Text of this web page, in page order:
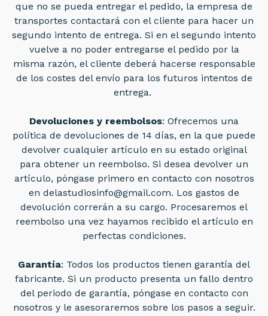
que no se pueda entregar el pedido, la empresa de
transportes contactará con el cliente para hacer un
segundo intento de entrega. Si en el segundo intento
vuelve a no poder entregarse el pedido por la
misma razón, el cliente deberá hacerse responsable
de los costes del envío para los futuros intentos de
entrega.
Devoluciones y reembolsos: Ofrecemos una
política de devoluciones de 14 días, en la que puede
devolver cualquier artículo en su estado original
para obtener un reembolso. Si desea devolver un
artículo, póngase primero en contacto con nosotros
en delastudiosinfo@gmail.com. Los gastos de
devolución correrán a su cargo. Procesaremos el
reembolso una vez hayamos recibido el artículo en
perfectas condiciones.
Garantía: Todos los productos tienen garantía del
fabricante. Si un producto presenta un fallo dentro
del periodo de garantía, póngase en contacto con
nosotros y le asesoraremos sobre los pasos a seguir.